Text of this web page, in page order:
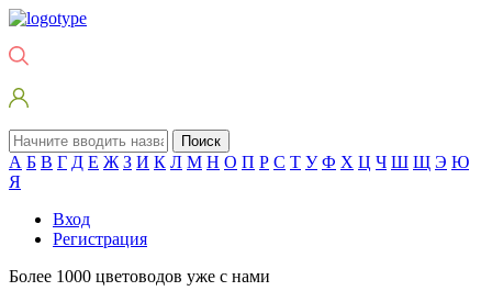
Поиск
А Б В Г Д Е Ж З И К Л М Н О П Р С Т У Ф Х Ц Ч Ш Щ Э Ю
Я
Вход
Регистрация
Более 1000 цветоводов уже с нами